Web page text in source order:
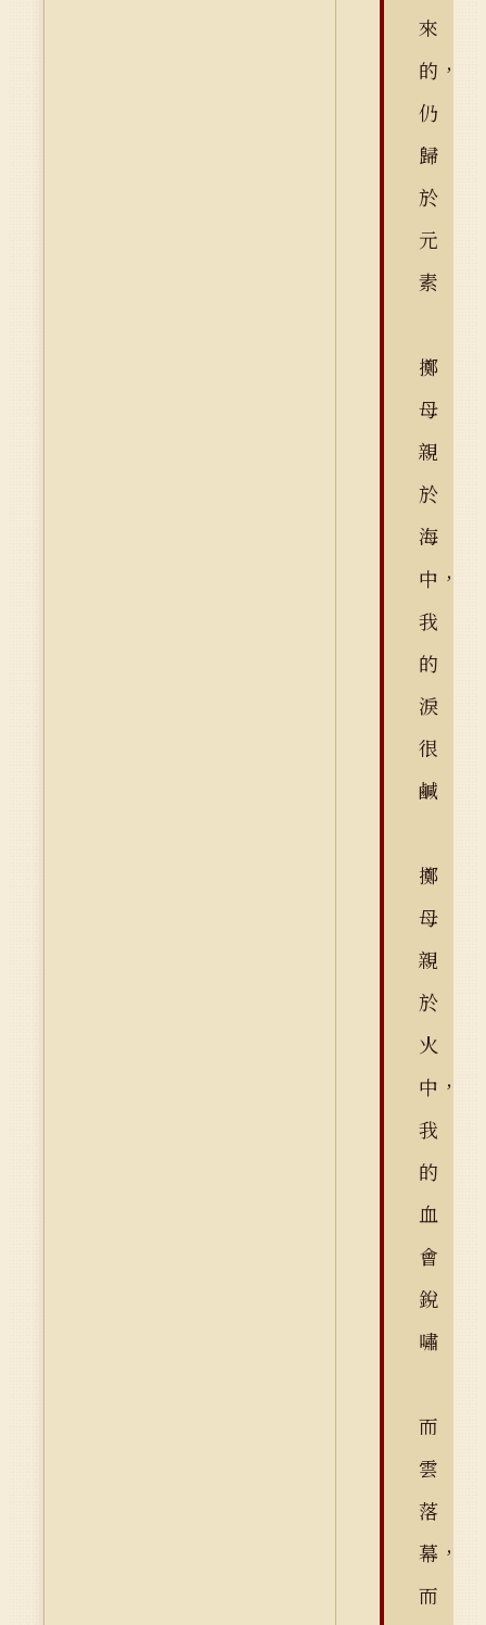
來
的，
仍
歸
於
元
素
擲
母
親
於
海
中，
我
的
淚
很
鹹
擲
母
親
於
火
中，
我
的
血
會
銳
嘯
而
雲
落
幕，
而